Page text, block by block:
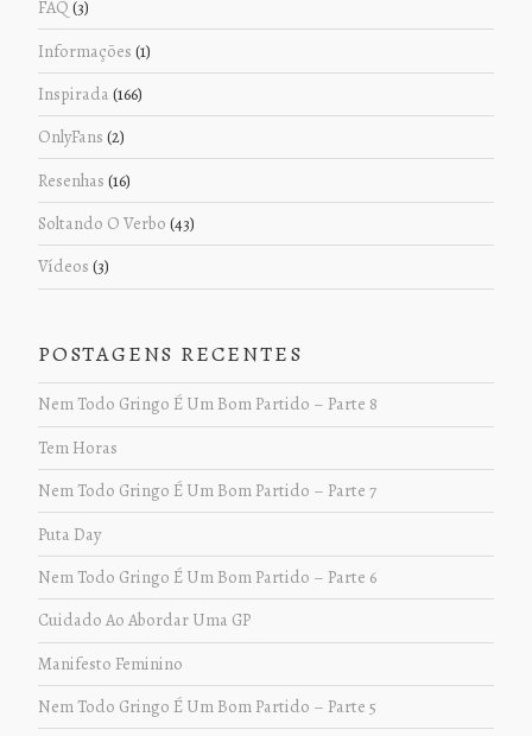
FAQ (3)
Informações (1)
Inspirada (166)
OnlyFans (2)
Resenhas (16)
Soltando O Verbo (43)
Vídeos (3)
POSTAGENS RECENTES
Nem Todo Gringo É Um Bom Partido – Parte 8
Tem Horas
Nem Todo Gringo É Um Bom Partido – Parte 7
Puta Day
Nem Todo Gringo É Um Bom Partido – Parte 6
Cuidado Ao Abordar Uma GP
Manifesto Feminino
Nem Todo Gringo É Um Bom Partido – Parte 5